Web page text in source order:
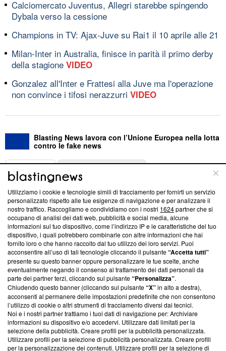
Calciomercato Juventus, Allegri starebbe spingendo
Dybala verso la cessione
Champions in TV: Ajax-Juve su Rai1 il 10 aprile alle 21
Milan-Inter in Australia, finisce in parità il primo derby
della stagione VIDEO
Gonzalez all'Inter e Frattesi alla Juve ma l'operazione
non convince i tifosi nerazzurri VIDEO
Blasting News lavora con l’Unione Europea nella lotta
contro le fake news
ABOUT
Questa sezione offre informazioni trasparenti su Blasting
News, sui nostri processi editoriali e su come ci impegniamo a
creare news di qualità. Inoltre, afferma la nostra aderenza a
‘Trust Project - News with Integrity’Blasting News non è
ancora membro del programma, ma ha richiesto di farne
parte; Trust Project non ha ancora effettuato una verifica di
conformità agli standard.
Su di noi
Team editoriale
Corporate
Redazione
Utilizziamo i cookie e tecnologie simili di tracciamento per fornirti un servizio
personalizzato rispetto alle tue esigenze di navigazione e per analizzare il
nostro traffico. Raccogliamo e condividiamo con i nostri 1624partner che si
occupano di analisi dei dati web, pubblicità e social media, alcune
informazioni sul tuo dispositivo, come l’indirizzo IP e le caratteristiche del tuo
dispositivo, i quali potrebbero combinarle con altre informazioni che hai
fornito loro o che hanno raccolto dal tuo utilizzo dei loro servizi. Puoi
acconsentire all’uso di tali tecnologie cliccando il pulsante“Accetta tutti”
presente su questo banner oppure personalizzare le tue scelte, anche
eventualmente negando il consenso al trattamento dei dati personali da
parte dei partner terzi, cliccando sul pulsante“Personalizza”.
Chiudendo questo banner (cliccando sul pulsante“X”in alto a destra),
acconsenti al permanere delle impostazioni predefinite che non consentono
l’utilizzo di cookie o altri strumenti di tracciamento diversi dai tecnici.
Noi e i nostri partner trattiamo i tuoi dati di navigazione per: Archiviare
informazioni su dispositivo e/o accedervi. Utilizzare dati limitati per la
selezione della pubblicità. Creare profili per la pubblicità personalizzata.
Utilizzare profili per la selezione di pubblicità personalizzata. Creare profili
per la personalizzazione dei contenuti. Utilizzare profili per la selezione di